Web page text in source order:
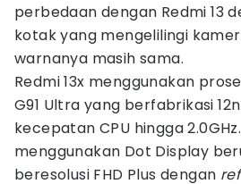
perbedaan dengan Redmi 13
kotak yang mengelilingi
warnanya masih sama.
Redmi 13x menggunakan
G91 Ultra yang berfabrikasi
kecepatan CPU hingga
menggunakan Dot Display
beresolusi FHD Plus dengan